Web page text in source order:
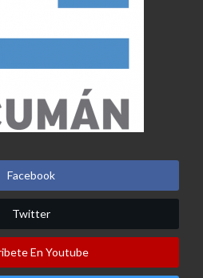
Facebook
Twitter
En Youtube